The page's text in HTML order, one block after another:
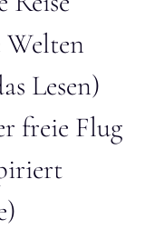
Welten
Lesen)
freie Flug